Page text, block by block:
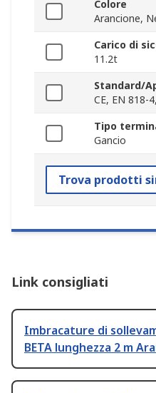
Colore
Arancione,
Carico di
11.2t
Standard/
CE, EN 818-
Tipo
Gancio
Trova prodotti
Link consigliati
Imbracature di
BETA lunghezza 2 m